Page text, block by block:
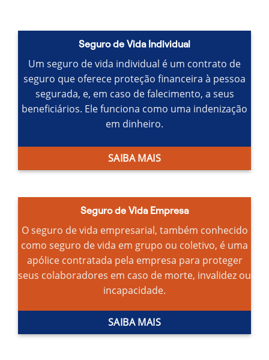
Seguro de Vida Individual
Um seguro de vida individual é um contrato de
seguro que oferece proteção financeira à pessoa
segurada, e, em caso de falecimento, a seus
beneficiários. Ele funciona como uma indenização
em dinheiro.
SAIBA MAIS
Seguro de Vida Empresa
O seguro de vida empresarial, também conhecido
como seguro de vida em grupo ou coletivo, é uma
apólice contratada pela empresa para proteger
seus colaboradores em caso de morte, invalidez ou
incapacidade.
SAIBA MAIS